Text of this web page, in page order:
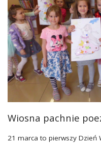
Wiosna pachnie
21 marca to pierwszy Dzień